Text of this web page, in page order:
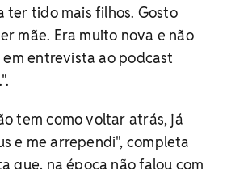
ter tido mais filhos. Gosto
mãe. Era muito nova e não
em entrevista ao podcast
tem como voltar atrás, já
e me arrependi", completa
que, na época não falou com